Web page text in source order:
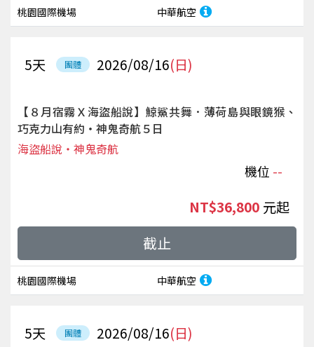
桃園國際機場 中華航空
團體 2026/08/16(日)
5天
【８月宿霧Ｘ海盜船說】鯨鯊共舞．薄荷島與眼鏡猴、
巧克力山有約‧神鬼奇航５日
機位 --
海盜船說‧神鬼奇航
桃園國際機場 中華航空
NT$36,800 起
截止
團體 2026/08/16(日)
5天